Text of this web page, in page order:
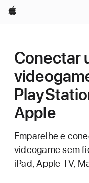
Apple
Conectar
Apple
Emparelhe e
videogame sem
iPad, Apple TV,